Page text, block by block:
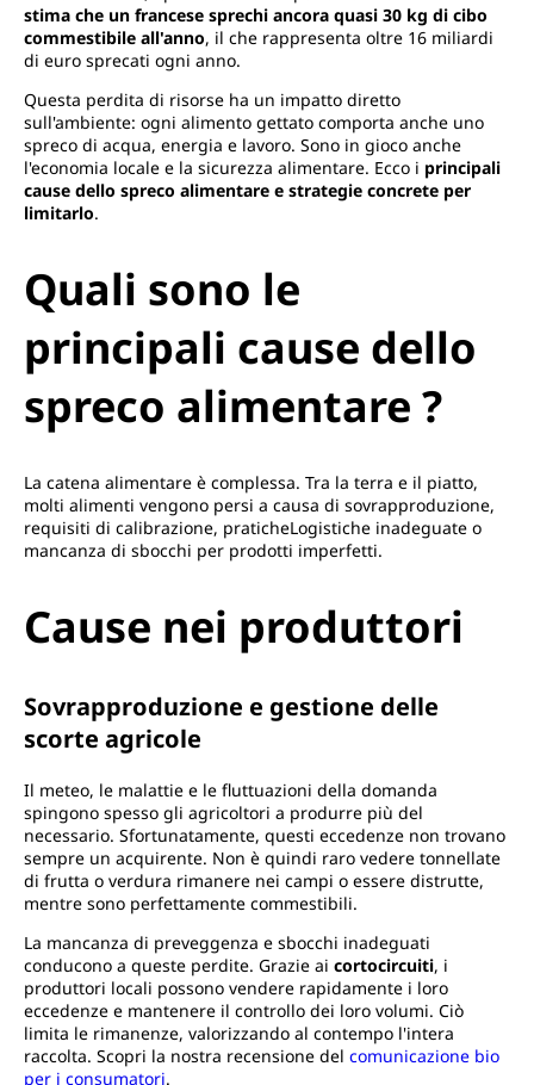
stima che un francese sprechi ancora quasi 30 kg di cibo
commestibile all'anno, il che rappresenta oltre 16 miliardi
di euro sprecati ogni anno.
Questa perdita di risorse ha un impatto diretto
sull'ambiente: ogni alimento gettato comporta anche uno
spreco di acqua, energia e lavoro. Sono in gioco anche
l'economia locale e la sicurezza alimentare. Ecco i principali
cause dello spreco alimentare e strategie concrete per
limitarlo.
Quali sono le
principali cause dello
spreco alimentare ?
La catena alimentare è complessa. Tra la terra e il piatto,
molti alimenti vengono persi a causa di sovrapproduzione,
requisiti di calibrazione, praticheLogistiche inadeguate o
mancanza di sbocchi per prodotti imperfetti.
Cause nei produttori
Sovrapproduzione e gestione delle
scorte agricole
Il meteo, le malattie e le fluttuazioni della domanda
spingono spesso gli agricoltori a produrre più del
necessario. Sfortunatamente, questi eccedenze non trovano
sempre un acquirente. Non è quindi raro vedere tonnellate
di frutta o verdura rimanere nei campi o essere distrutte,
mentre sono perfettamente commestibili.
La mancanza di preveggenza e sbocchi inadeguati
conducono a queste perdite. Grazie ai cortocircuiti, i
produttori locali possono vendere rapidamente i loro
eccedenze e mantenere il controllo dei loro volumi. Ciò
limita le rimanenze, valorizzando al contempo l'intera
raccolta. Scopri la nostra recensione del comunicazione bio
per i consumatori.